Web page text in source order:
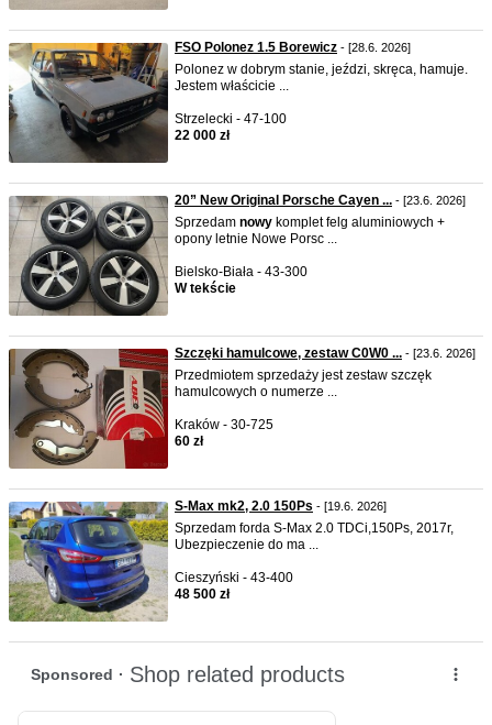
FSO Polonez 1.5 Borewicz - [28.6. 2026]
Polonez w dobrym stanie, jeździ, skręca, hamuje.
Jestem właścicie ...
Strzelecki - 47-100
22 000 zł
20” New Original Porsche Cayen ... - [23.6. 2026]
Sprzedam nowy komplet felg aluminiowych +
opony letnie Nowe Porsc ...
Bielsko-Biała - 43-300
W tekście
Szczęki hamulcowe, zestaw C0W0 ... - [23.6. 2026]
Przedmiotem sprzedaży jest zestaw szczęk
hamulcowych o numerze ...
Kraków - 30-725
60 zł
S-Max mk2, 2.0 150Ps - [19.6. 2026]
Sprzedam forda S-Max 2.0 TDCi,150Ps, 2017r,
Ubezpieczenie do ma ...
Cieszyński - 43-400
48 500 zł